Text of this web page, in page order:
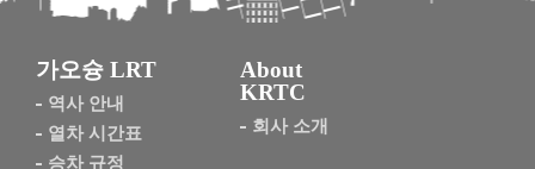
가오슝 LRT
역사 안내
열차 시간표
승차 규정
About
KRTC
회사 소개